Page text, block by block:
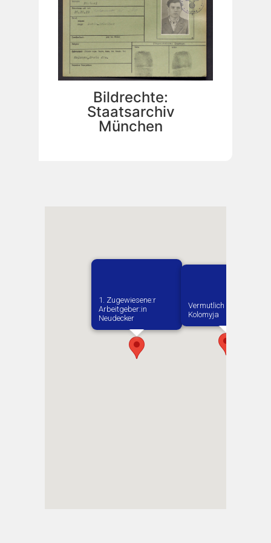
Bildrechte:
Staatsarchiv
München
Vermutlich geboren in
Kolomyja
1. Zugewiesene:r
Arbeitgeber:in​
Neudecker